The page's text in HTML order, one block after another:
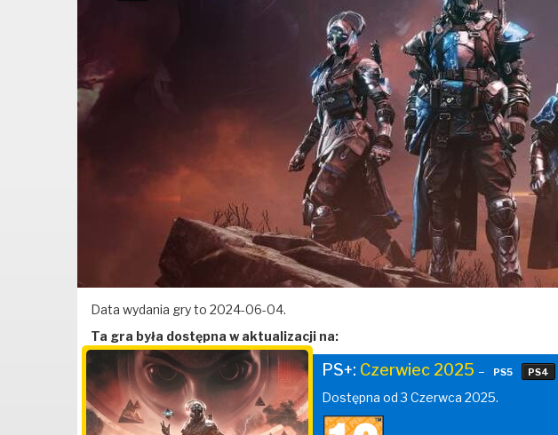
Data wydania gry to 2024-06-04.
Ta gra była dostępna w aktualizacji na:
PS+: Czerwiec 2025 – PS5 PS4
Dostępna od 3 Czerwca 2025.